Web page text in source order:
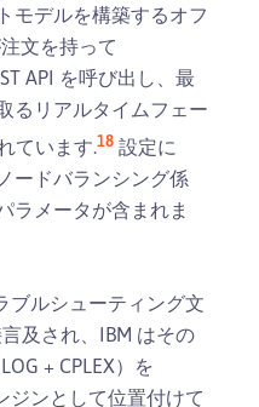
モデルを構築するオフ
文を持って
API を呼び出し、最
るリアルタイムフェー
ています.18 設定に
ードバランシング係
ラメータが含まれま
ルシューティング文
及され、IBM はその
+ CPLEX）を
ンとして位置付けて